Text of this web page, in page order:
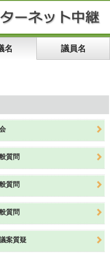
名 議員名
質問
質問
質問
案質疑